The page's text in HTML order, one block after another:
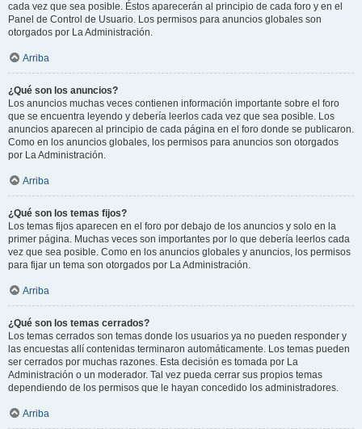
cada vez que sea posible. Éstos aparecerán al principio de cada foro y en el
Panel de Control de Usuario. Los permisos para anuncios globales son
otorgados por La Administración.
Arriba
¿Qué son los anuncios?
Los anuncios muchas veces contienen información importante sobre el foro
que se encuentra leyendo y debería leerlos cada vez que sea posible. Los
anuncios aparecen al principio de cada página en el foro donde se publicaron.
Como en los anuncios globales, los permisos para anuncios son otorgados
por La Administración.
Arriba
¿Qué son los temas fijos?
Los temas fijos aparecen en el foro por debajo de los anuncios y solo en la
primer página. Muchas veces son importantes por lo que debería leerlos cada
vez que sea posible. Como en los anuncios globales y anuncios, los permisos
para fijar un tema son otorgados por La Administración.
Arriba
¿Qué son los temas cerrados?
Los temas cerrados son temas donde los usuarios ya no pueden responder y
las encuestas allí contenidas terminaron automáticamente. Los temas pueden
ser cerrados por muchas razones. Esta decisión es tomada por La
Administración o un moderador. Tal vez pueda cerrar sus propios temas
dependiendo de los permisos que le hayan concedido los administradores.
Arriba